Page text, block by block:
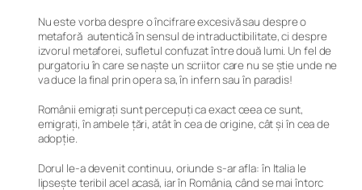
Nu este vorba despre o încifrare excesivă sau despre o
metaforă autentică în sensul de intraductibilitate, ci despre
izvorul metaforei, sufletul confuzatîntre două lumi. Un fel de
purgatoriu în care se naște un scriitor care nu se știe unde ne
va duce la final prin opera sa, în infern sau în paradis!
Românii emigrați sunt percepuți ca exact ceea ce sunt,
emigrați, în ambele țări, atât în cea de origine, cât și în cea de
adopție.
Dorul le-a devenit continuu, oriunde s-ar afla: în Italia le
lipsește teribil acel acasă, iar în România, când se mai întorc